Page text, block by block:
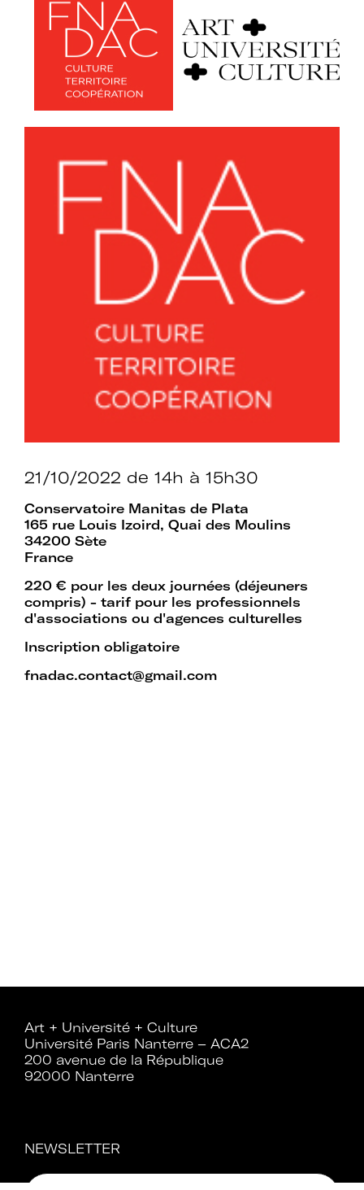
Mot de passe
moi
21/10/2022 de 14h à 15h30
Conservatoire Manitas de Plata
165 rue Louis Izoird, Quai des Moulins
34200 Sète
France
220 € pour les deux journées (déjeuners
compris) - tarif pour les professionnels
d'associations ou d'agences culturelles
Inscription obligatoire
fnadac.contact@gmail.com
Art + Université + Culture
Université Paris Nanterre – ACA2
200 avenue de la République
92000 Nanterre
NEWSLETTER